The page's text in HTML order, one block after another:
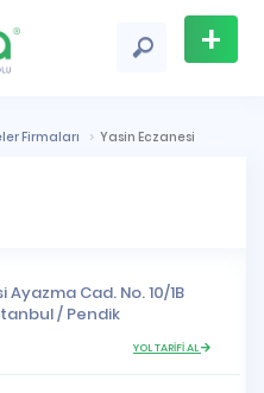
+
Ekle
Firmaları Yasin Eczanesi
Ayazma Cad. No. 10/1B
/ Pendik
YOL TARİFİ AL